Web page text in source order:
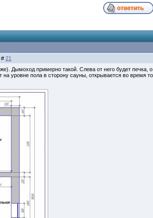
# 21
Дымоход примерно такой. Слева от него будет печка,
уровне пола в сторону сауны, открывается во время